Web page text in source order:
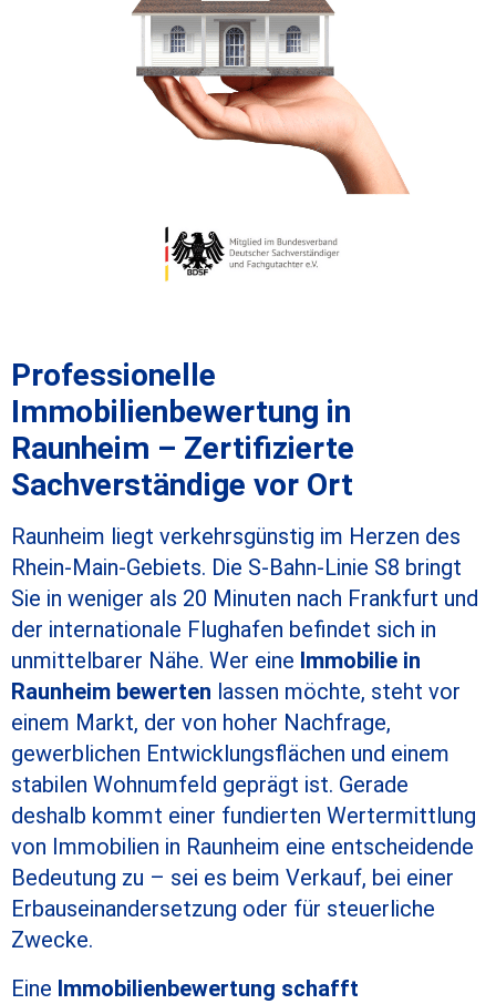
Professionelle
Immobilienbewertung in
Raunheim – Zertifizierte
Sachverständige vor Ort
Raunheim liegt verkehrsgünstig im Herzen des
Rhein-Main-Gebiets. Die S-Bahn-Linie S8 bringt
Sie in weniger als 20 Minuten nach Frankfurt und
der internationale Flughafen befindet sich in
unmittelbarer Nähe. Wer eine Immobilie in
Raunheim bewerten lassen möchte, steht vor
einem Markt, der von hoher Nachfrage,
gewerblichen Entwicklungsflächen und einem
stabilen Wohnumfeld geprägt ist. Gerade
deshalb kommt einer fundierten Wertermittlung
von Immobilien in Raunheim eine entscheidende
Bedeutung zu – sei es beim Verkauf, bei einer
Erbauseinandersetzung oder für steuerliche
Zwecke.
Eine Immobilienbewertung schafft